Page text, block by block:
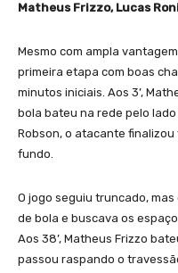
Matheus Frizzo, Lucas
Mesmo com ampla
primeira etapa com boas
minutos iniciais. Aos 3’,
bola bateu na rede pelo lado
Robson, o atacante
fundo.
O jogo seguiu truncado,
de bola e buscava os
Aos 38’, Matheus Frizzo
passou raspando o